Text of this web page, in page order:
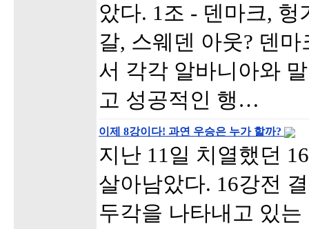
았다. 1조 - 덴마크,
갈, 스웨덴 아웃? 덴
서 각각 알바니아와
고 성공적인 행…
이제 8강이다! 과연 우승은 누가 할까?
지난 11일 치열했던
살아남았다. 16강전
두각을 나타내고 있